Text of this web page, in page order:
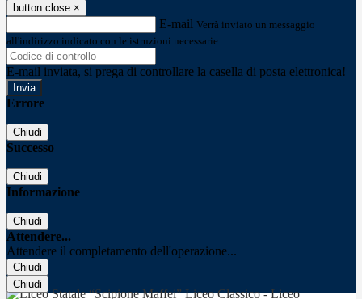
button close ×
E-mail Verrà inviato un messaggio
all'indirizzo indicato con le istruzioni necessarie.
E-mail inviata, si prega di controllare la casella di posta elettronica!
Errore
Chiudi
Successo
Chiudi
Informazione
Chiudi
Attendere...
Attendere il completamento dell'operazione...
Chiudi
Chiudi